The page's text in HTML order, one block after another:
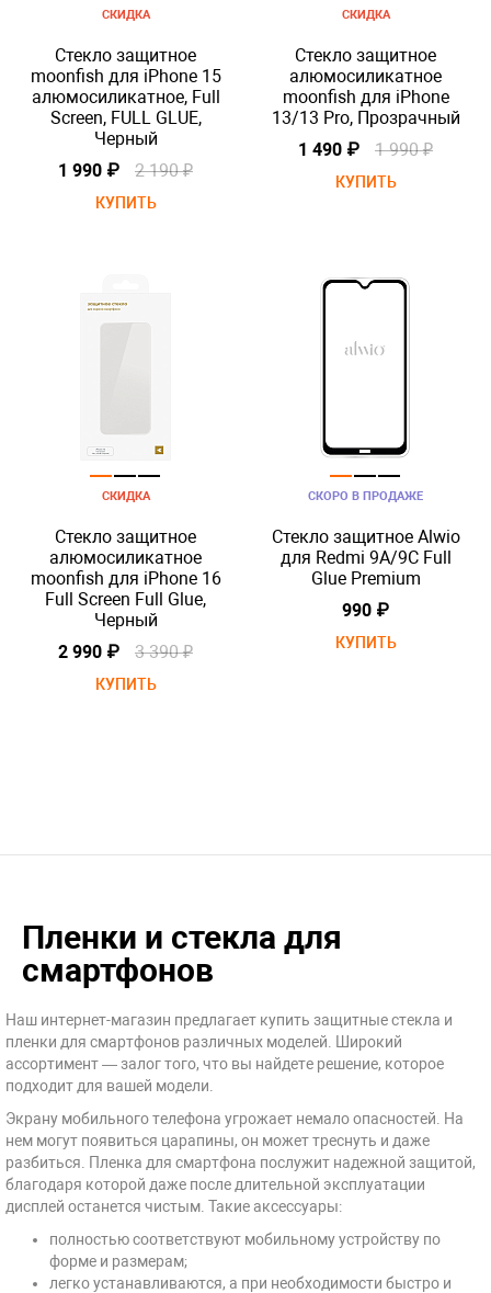
СКИДКА
Стекло защитное
moonfish для iPhone 15
алюмосиликатное, Full
Screen, FULL GLUE,
Черный
1 990 ₽
2 190 ₽
КУПИТЬ
СКИДКА
Стекло защитное
алюмосиликатное
moonfish для iPhone
13/13 Pro, Прозрачный
1 490 ₽
1 990 ₽
КУПИТЬ
СКИДКА
Стекло защитное
алюмосиликатное
moonfish для iPhone 16
Full Screen Full Glue,
Черный
2 990 ₽
3 390 ₽
КУПИТЬ
СКОРО В ПРОДАЖЕ
Стекло защитное Alwio
для Redmi 9A/9C Full
Glue Premium
990 ₽
КУПИТЬ
Пленки и стекла для
смартфонов
Наш интернет-магазин предлагает купить защитные стекла и
пленки для смартфонов различных моделей. Широкий
ассортимент — залог того, что вы найдете решение, которое
подходит для вашей модели.
Экрану мобильного телефона угрожает немало опасностей. На
нем могут появиться царапины, он может треснуть и даже
разбиться. Пленка для смартфона послужит надежной защитой,
благодаря которой даже после длительной эксплуатации
дисплей останется чистым. Такие аксессуары:
полностью соответствуют мобильному устройству по
форме и размерам;
легко устанавливаются, а при необходимости быстро и